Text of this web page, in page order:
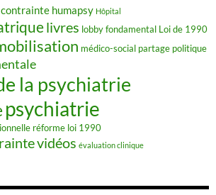
humapsy Hôpital
livres lobby fondamental Loi de 1990
médico-social partage politique
la psychiatrie
psychiatrie
réforme loi 1990
vidéos évaluation clinique